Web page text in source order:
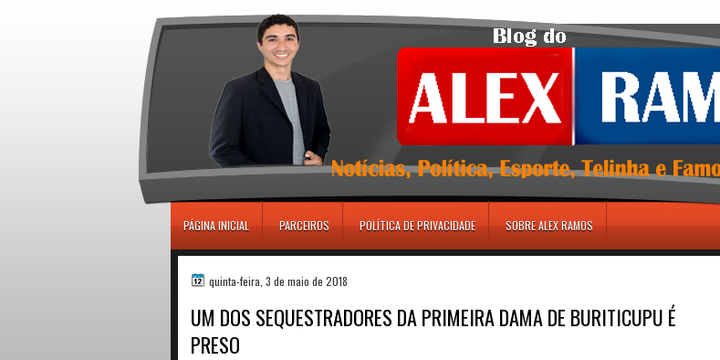
PÁGINA INICIAL PARCEIROS POLÍTICA DE PRIVACIDADE SOBRE ALEX RAMOS
quinta-feira, 3 de maio de 2018
UM DOS SEQUESTRADORES DA PRIMEIRA DAMA DE BURITICUPU É
PRESO